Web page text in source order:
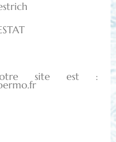
notre site est :